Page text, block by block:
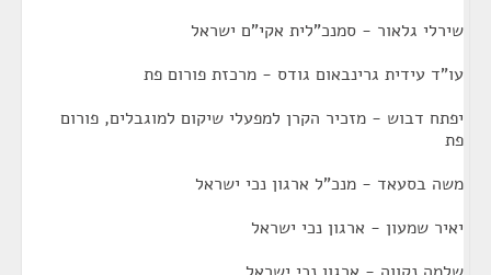
שירלי גלאור - סמנכ"לית אקי"ם ישראל
עו"ד עידית גרינבאום גודס - מרכזת פורום פת
יפתח דבוש - מזכיר הקרן למפעלי שיקום למוגבלים, פורום
פת
משה בסעאד - מנכ"ל ארגון נכי ישראל
יאיר שמעון - ארגון נכי ישראל